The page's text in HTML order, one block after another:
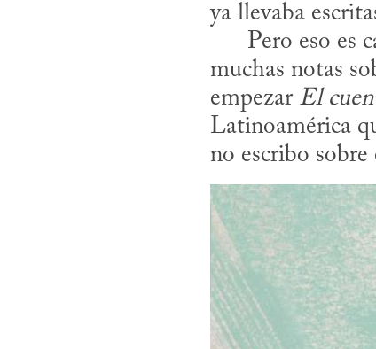
ya llevaba
muchas notas
empezar El
Latinoamérica
no escribo